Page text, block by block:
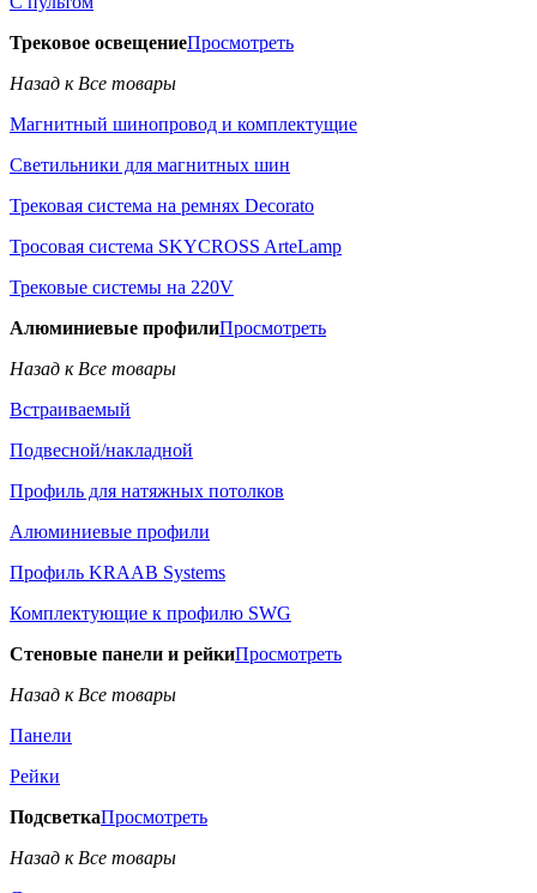
Трековое освещениеПросмотреть
Назад к Все товары
Магнитный шинопровод и комплектущие
Светильники для магнитных шин
Трековая система на ремнях Decorato
Тросовая система SKYCROSS ArteLamp
Трековые системы на 220V
Алюминиевые профилиПросмотреть
Назад к Все товары
Встраиваемый
Подвесной/накладной
Профиль для натяжных потолков
Алюминиевые профили
Профиль KRAAB Systems
Комплектующие к профилю SWG
Стеновые панели и рейкиПросмотреть
Назад к Все товары
Панели
Рейки
ПодсветкаПросмотреть
Назад к Все товары